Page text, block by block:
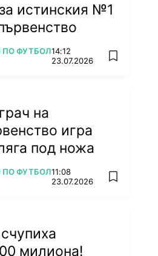
истинския №1
ПО ФУТБОЛ14:12
23.07.2026
add
на
игра
под ножа
ПО ФУТБОЛ11:08
23.07.2026
add
милиона!